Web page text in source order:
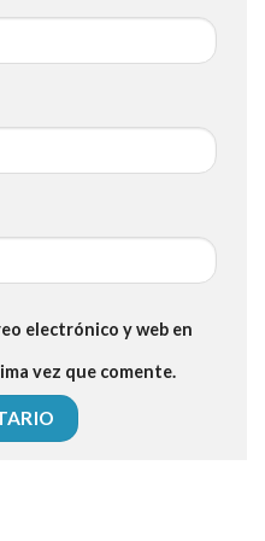
electrónico y web en
vez que comente.